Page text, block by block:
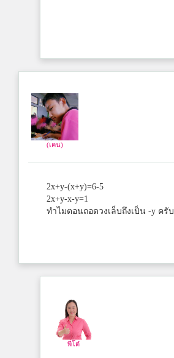
(เคน)
2x+y-(x+y)=6-5
2x+y-x-y=1
ทำไมตอนถอดวงเล็บถึงเป็น -y ครับ
พี่โต๋